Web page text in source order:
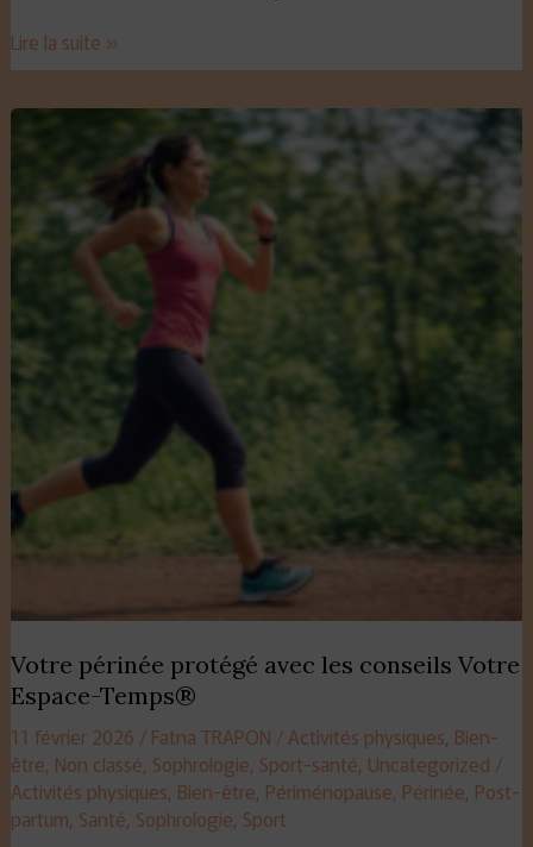
Lire la suite »
Votre périnée protégé avec les conseils Votre
Espace-Temps®
11 février 2026 / Fatna TRAPON / Activités physiques, Bien-
être, Non classé, Sophrologie, Sport-santé, Uncategorized /
Activités physiques, Bien-être, Périménopause, Périnée, Post-
partum, Santé, Sophrologie, Sport
protégé
avec
les
conseils
Votre
Espace-
Temps®